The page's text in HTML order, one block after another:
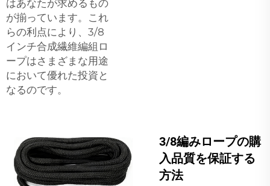
はあなたが求めるもの
が揃っています。これ
らの利点により、3/8
インチ合成繊維編組ロ
ープはさまざまな用途
において優れた投資と
なるのです。
3/8編みロープの購
入品質を保証する
方法